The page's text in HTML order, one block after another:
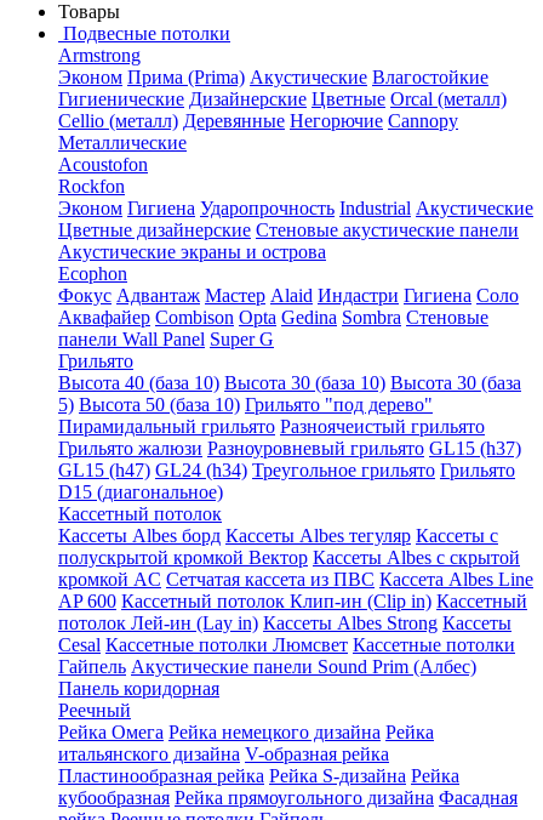
Товары
Подвесные потолки
Armstrong
Эконом Прима (Prima) Акустические Влагостойкие
Гигиенические Дизайнерские Цветные Orcal (металл)
Cellio (металл) Деревянные Негорючие Cannopy
Металлические
Acoustofon
Rockfon
Эконом Гигиена Ударопрочность Industrial Акустические
Цветные дизайнерские Стеновые акустические панели
Акустические экраны и острова
Ecophon
Фокус Адвантаж Мастер Alaid Индастри Гигиена Соло
Аквафайер Combison Opta Gedina Sombra Стеновые
панели Wall Panel Super G
Грильято
Высота 40 (база 10) Высота 30 (база 10) Высота 30 (база
5) Высота 50 (база 10) Грильято "под дерево"
Пирамидальный грильято Разноячеистый грильято
Грильято жалюзи Разноуровневый грильято GL15 (h37)
GL15 (h47) GL24 (h34) Треугольное грильято Грильято
D15 (диагональное)
Кассетный потолок
Кассеты Albes борд Кассеты Albes тегуляр Кассеты с
полускрытой кромкой Вектор Кассеты Albes с скрытой
кромкой AC Сетчатая кассета из ПВС Кассета Albes Line
AP 600 Кассетный потолок Клип-ин (Clip in) Кассетный
потолок Лей-ин (Lay in) Кассеты Albes Strong Кассеты
Cesal Кассетные потолки Люмсвет Кассетные потолки
Гайпель Акустические панели Sound Prim (Албес)
Панель коридорная
Реечный
Рейка Омега Рейка немецкого дизайна Рейка
итальянского дизайна V-образная рейка
Пластинообразная рейка Рейка S-дизайна Рейка
кубообразная Рейка прямоугольного дизайна Фасадная